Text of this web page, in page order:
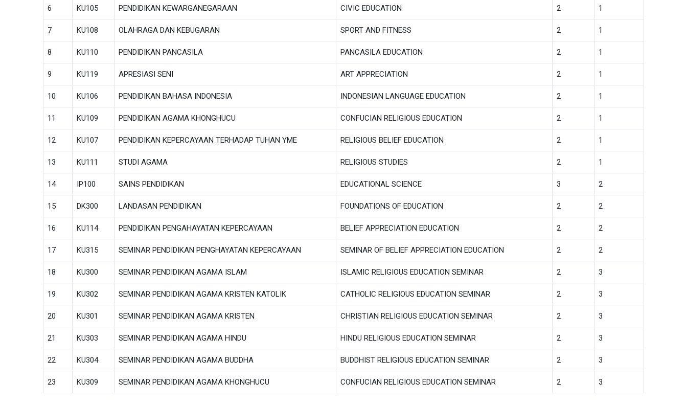
6 KU105 PENDIDIKAN KEWARGANEGARAAN CIVIC EDUCATION 2 1
7 KU108 OLAHRAGA DAN KEBUGARAN SPORT AND FITNESS 2 1
8 KU110 PENDIDIKAN PANCASILA PANCASILA EDUCATION 2 1
9 KU119 APRESIASI SENI ART APPRECIATION 2 1
10 KU106 PENDIDIKAN BAHASA INDONESIA INDONESIAN LANGUAGE EDUCATION 2 1
11 KU109 PENDIDIKAN AGAMA KHONGHUCU CONFUCIAN RELIGIOUS EDUCATION 2 1
12 KU107 PENDIDIKAN KEPERCAYAAN TERHADAP TUHAN YME RELIGIOUS BELIEF EDUCATION 2 1
13 KU111 STUDI AGAMA RELIGIOUS STUDIES 2 1
14 IP100 SAINS PENDIDIKAN EDUCATIONAL SCIENCE 3 2
15 DK300 LANDASAN PENDIDIKAN FOUNDATIONS OF EDUCATION 2 2
16 KU114 PENDIDIKAN PENGAHAYATAN KEPERCAYAAN BELIEF APPRECIATION EDUCATION 2 2
17 KU315 SEMINAR PENDIDIKAN PENGHAYATAN KEPERCAYAAN SEMINAR OF BELIEF APPRECIATION EDUCATION 2 2
18 KU300 SEMINAR PENDIDIKAN AGAMA ISLAM ISLAMIC RELIGIOUS EDUCATION SEMINAR 2 3
19 KU302 SEMINAR PENDIDIKAN AGAMA KRISTEN KATOLIK CATHOLIC RELIGIOUS EDUCATION SEMINAR 2 3
20 KU301 SEMINAR PENDIDIKAN AGAMA KRISTEN CHRISTIAN RELIGIOUS EDUCATION SEMINAR 2 3
21 KU303 SEMINAR PENDIDIKAN AGAMA HINDU HINDU RELIGIOUS EDUCATION SEMINAR 2 3
22 KU304 SEMINAR PENDIDIKAN AGAMA BUDDHA BUDDHIST RELIGIOUS EDUCATION SEMINAR 2 3
23 KU309 SEMINAR PENDIDIKAN AGAMA KHONGHUCU CONFUCIAN RELIGIOUS EDUCATION SEMINAR 2 3